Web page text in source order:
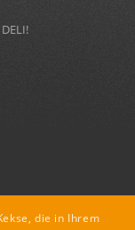
die in Ihrem